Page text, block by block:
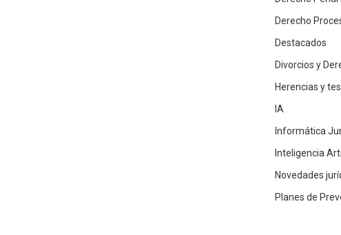
Derecho
Destacados
Divorcios y
Herencias y
IA
Informática
Inteligencia
Novedades
Planes de